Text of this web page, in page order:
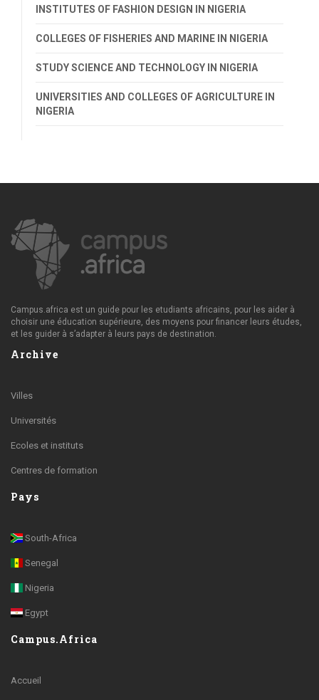
INSTITUTES OF FASHION DESIGN IN NIGERIA
COLLEGES OF FISHERIES AND MARINE IN NIGERIA
STUDY SCIENCE AND TECHNOLOGY IN NIGERIA
UNIVERSITIES AND COLLEGES OF AGRICULTURE IN
NIGERIA
Campus.africa est un guide pour les etudiants africains, pour les aider à
choisir une éducation supérieure, des moyens pour financer leurs études,
et les guider à s’adapter à leurs pays de destination.
Archive
Villes
Universités
Ecoles et instituts
Centres de formation
Pays
South-Africa
Senegal
Nigeria
Egypt
Campus.Africa
Accueil